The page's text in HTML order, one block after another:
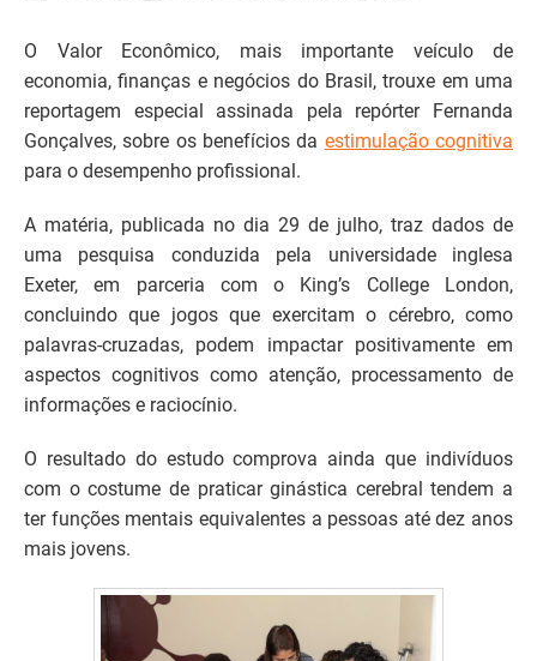
O Valor Econômico, mais importante veículo de
economia, finanças e negócios do Brasil, trouxe em uma
reportagem especial assinada pela repórter Fernanda
Gonçalves, sobre os benefícios da estimulação cognitiva
para o desempenho profissional.
A matéria, publicada no dia 29 de julho, traz dados de
uma pesquisa conduzida pela universidade inglesa
Exeter, em parceria com o King’s College London,
concluindo que jogos que exercitam o cérebro, como
palavras-cruzadas, podem impactar positivamente em
aspectos cognitivos como atenção, processamento de
informações e raciocínio.
O resultado do estudo comprova ainda que indivíduos
com o costume de praticar ginástica cerebral tendem a
ter funções mentais equivalentes a pessoas até dez anos
mais jovens.